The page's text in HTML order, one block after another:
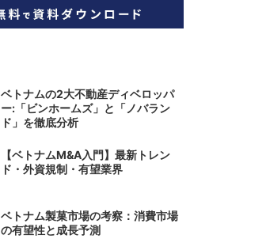
文化・社会
政治
ベトナムの2大不動産ディベロッパ
ー:「ビンホームズ」と「ノバラン
ド」を徹底分析
【ベトナムM&A入門】最新トレン
ド・外資規制・有望業界
ベトナム製菓市場の考察：消費市場
の有望性と成長予測